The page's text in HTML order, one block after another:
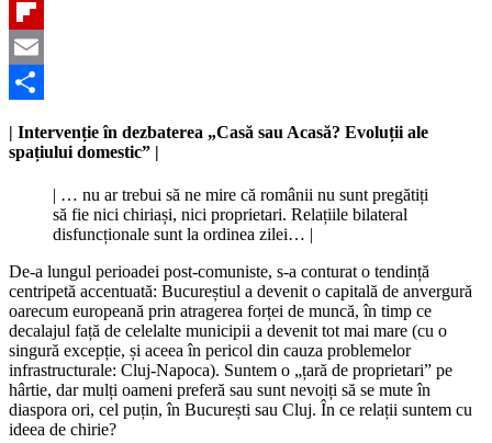
Google
Classroom
Flipboard
Email
| Intervenție în dezbaterea „Casă sau Acasă? Evoluții ale
spațiului domestic” |
| … nu ar trebui să ne mire că românii nu sunt pregătiți
să fie nici chiriași, nici proprietari. Relațiile bilateral
disfuncționale sunt la ordinea zilei… |
De-a lungul perioadei post-comuniste, s-a conturat o tendință
centripetă accentuată: Bucureștiul a devenit o capitală de anvergură
oarecum europeană prin atragerea forței de muncă, în timp ce
decalajul față de celelalte municipii a devenit tot mai mare (cu o
singură excepție, și aceea în pericol din cauza problemelor
infrastructurale: Cluj-Napoca). Suntem o „țară de proprietari” pe
hârtie, dar mulți oameni preferă sau sunt nevoiți să se mute în
diaspora ori, cel puțin, în București sau Cluj. În ce relații suntem cu
ideea de chirie?